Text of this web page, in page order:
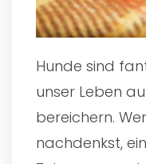
Hunde sind
unser Leben
bereichern.
nachdenkst,